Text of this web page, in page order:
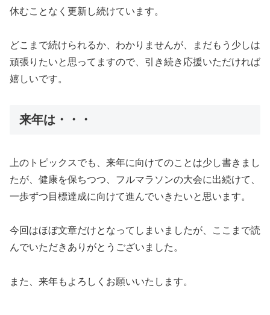
休むことなく更新し続けています。
どこまで続けられるか、わかりませんが、まだもう少しは
頑張りたいと思ってますので、引き続き応援いただければ
嬉しいです。
来年は・・・
上のトピックスでも、来年に向けてのことは少し書きまし
たが、健康を保ちつつ、フルマラソンの大会に出続けて、
一歩ずつ目標達成に向けて進んでいきたいと思います。
今回はほぼ文章だけとなってしまいましたが、ここまで読
んでいただきありがとうございました。
また、来年もよろしくお願いいたします。